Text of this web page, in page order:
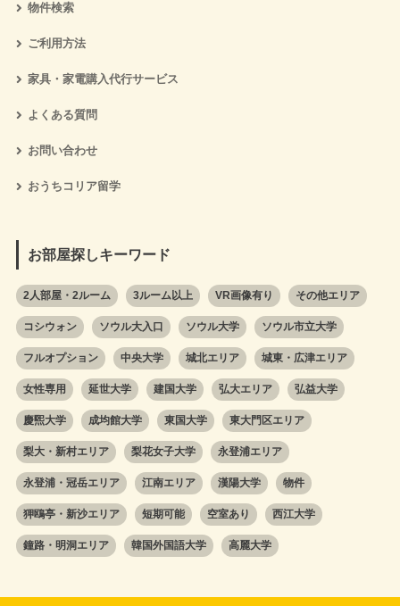
物件検索
ご利用方法
家具・家電購入代行サービス
よくある質問
お問い合わせ
おうちコリア留学
お部屋探しキーワード
2人部屋・2ルーム 3ルーム以上 VR画像有り その他エリア
コシウォン ソウル大入口 ソウル大学 ソウル市立大学
フルオプション 中央大学 城北エリア 城東・広津エリア
女性専用 延世大学 建国大学 弘大エリア 弘益大学
慶煕大学 成均館大学 東国大学 東大門区エリア
梨大・新村エリア 梨花女子大学 永登浦エリア
永登浦・冠岳エリア 江南エリア 漢陽大学 物件
狎鴎亭・新沙エリア 短期可能 空室あり 西江大学
鐘路・明洞エリア 韓国外国語大学 高麗大学